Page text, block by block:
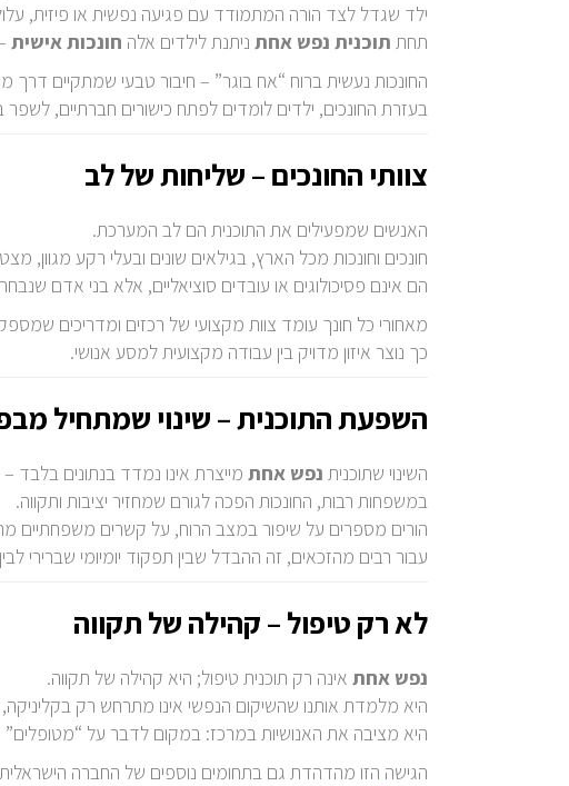
ילד שגדל לצד הורה המתמודד עם פגיעה נפשית או פיזית,
תחת תוכנית נפש אחת ניתנת לילדים אלה חונכות אישית
החונכות נעשית ברוח “אח בוגר” – חיבור טבעי שמתקיים דרך
בעזרת החונכים, ילדים לומדים לפתח כישורים חברתיים, לשפר
צוותי החונכים – שליחות של לב
האנשים שמפעילים את התוכנית הם לב המערכת.
חונכים וחונכות מכל הארץ, בגילאים שונים ובעלי רקע
הם אינם פסיכולוגים או עובדים סוציאליים, אלא בני אדם
מאחורי כל חונך עומד צוות מקצועי של רכזים ומדריכים
כך נוצר איזון מדויק בין עבודה מקצועית למסע אנושי.
השפעת התוכנית – שינוי שמתחיל
השינוי שתוכנית נפש אחת מייצרת אינו נמדד בנתונים
במשפחות רבות, החונכות הפכה לגורם שמחזיר יציבות ותקווה.
הורים מספרים על שיפור במצב הרוח, על קשרים משפחתיים
עבור רבים מהזכאים, זה ההבדל שבין תפקוד יומיומי שברירי
לא רק טיפול – קהילה של תקווה
נפש אחת אינה רק תוכנית טיפול; היא קהילה של תקווה.
היא מלמדת אותנו שהשיקום הנפשי אינו מתרחש רק
היא מציבה את האנושיות במרכז: במקום לדבר על
הגישה הזו מהדהדת גם בתחומים נוספים של החברה